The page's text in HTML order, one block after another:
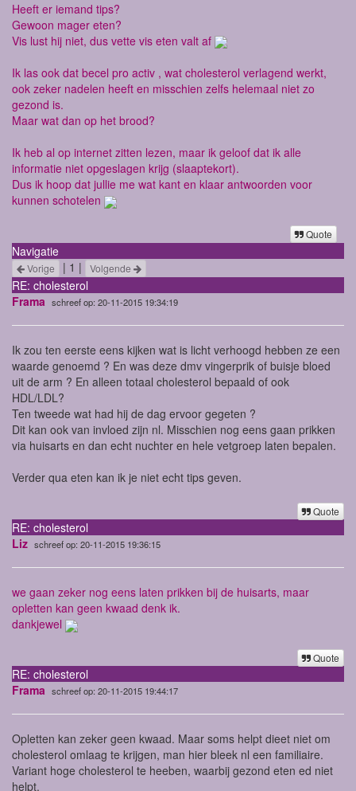
Heeft er iemand tips?
Gewoon mager eten?
Vis lust hij niet, dus vette vis eten valt af
Ik las ook dat becel pro activ , wat cholesterol verlagend werkt,
ook zeker nadelen heeft en misschien zelfs helemaal niet zo
gezond is.
Maar wat dan op het brood?
Ik heb al op internet zitten lezen, maar ik geloof dat ik alle
informatie niet opgeslagen krijg (slaaptekort).
Dus ik hoop dat jullie me wat kant en klaar antwoorden voor
kunnen schotelen
Quote
Navigatie
Vorige | 1 | Volgende
RE: cholesterol
Frama schreef op: 20-11-2015 19:34:19
Ik zou ten eerste eens kijken wat is licht verhoogd hebben ze een
waarde genoemd ? En was deze dmv vingerprik of buisje bloed
uit de arm ? En alleen totaal cholesterol bepaald of ook
HDL/LDL?
Ten tweede wat had hij de dag ervoor gegeten ?
Dit kan ook van invloed zijn nl. Misschien nog eens gaan prikken
via huisarts en dan echt nuchter en hele vetgroep laten bepalen.
Verder qua eten kan ik je niet echt tips geven.
Quote
RE: cholesterol
Liz schreef op: 20-11-2015 19:36:15
we gaan zeker nog eens laten prikken bij de huisarts, maar
opletten kan geen kwaad denk ik.
dankjewel
Quote
RE: cholesterol
Frama schreef op: 20-11-2015 19:44:17
Opletten kan zeker geen kwaad. Maar soms helpt dieet niet om
cholesterol omlaag te krijgen, man hier bleek nl een familiaire.
Variant hoge cholesterol te heeben, waarbij gezond eten ed niet
helpt.